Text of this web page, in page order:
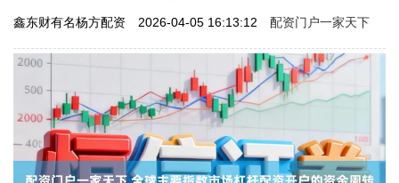
鑫东财有名杨方配资 2026-04-05 16:13:12 配资门户一家天下